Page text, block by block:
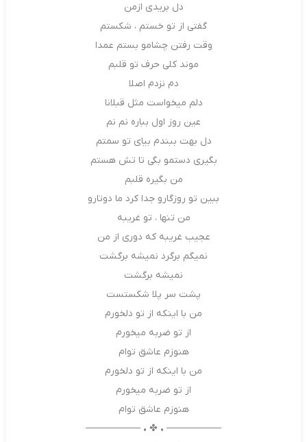
دل بریدی ازمن
گفتی از تو خستم ، شکستم
وقت رفتن چشامو بستم عمدا
موند کلی حرف تو قلبم
دم نزدم اصلا
دلم میخواست مثل قبلانا
عین روز اول بباره نم نم
دل بهت ببندم بیای تو سمتم
بگیری دستمو بگی تا تش هستم
من بگیره قلبم
ببین تو روزگارو جدا کرد ما دوتارو
من تنها ، تو غریبه
عجیب غریبه که دوری از من
نمیگم برگرد نمیشه برگشت
نمیشه برگشت
پشت سر پلا شکستست
من با اینکه از تو دلخورم
از تو ضربه میخورم
هنوزم عاشق توام
من با اینکه از تو دلخورم
از تو ضربه میخورم
هنوزم عاشق توام
──────── • ✤ • ────────